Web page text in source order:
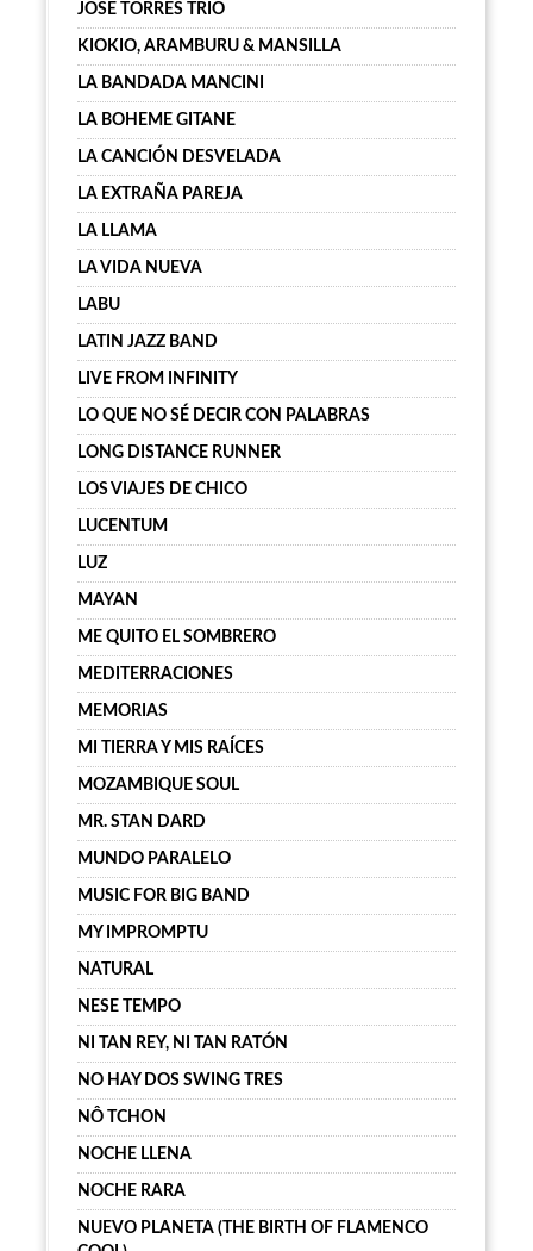
JOSÉ TORRES TRÍO
KIOKIO, ARAMBURU & MANSILLA
LA BANDADA MANCINI
LA BOHEME GITANE
LA CANCIÓN DESVELADA
LA EXTRAÑA PAREJA
LA LLAMA
LA VIDA NUEVA
LABU
LATIN JAZZ BAND
LIVE FROM INFINITY
LO QUE NO SÉ DECIR CON PALABRAS
LONG DISTANCE RUNNER
LOS VIAJES DE CHICO
LUCENTUM
LUZ
MAYAN
ME QUITO EL SOMBRERO
MEDITERRACIONES
MEMORIAS
MI TIERRA Y MIS RAÍCES
MOZAMBIQUE SOUL
MR. STAN DARD
MUNDO PARALELO
MUSIC FOR BIG BAND
MY IMPROMPTU
NATURAL
NESE TEMPO
NI TAN REY, NI TAN RATÓN
NO HAY DOS SWING TRES
NÔ TCHON
NOCHE LLENA
NOCHE RARA
NUEVO PLANETA (THE BIRTH OF FLAMENCO